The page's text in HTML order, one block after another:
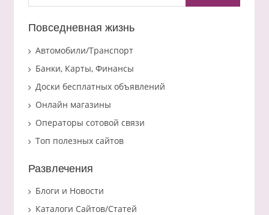
Повседневная жизнь
Автомобили/Транспорт
Банки, Карты, Финансы
Доски бесплатных объявлений
Онлайн магазины
Операторы сотовой связи
Топ полезных сайтов
Развлечения
Блоги и Новости
Каталоги Сайтов/Статей